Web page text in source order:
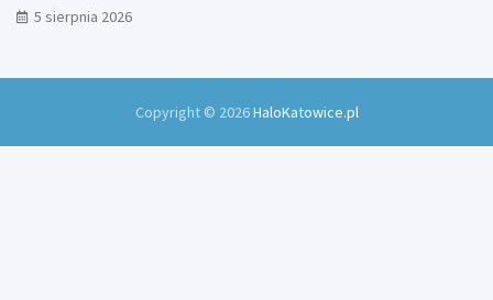
5 sierpnia 2026
Copyright © 2026HaloKatowice.pl